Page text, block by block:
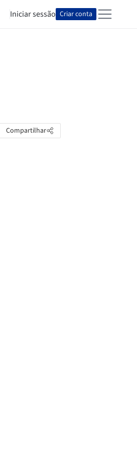
Iniciar sessão Criar conta
Compartilhar